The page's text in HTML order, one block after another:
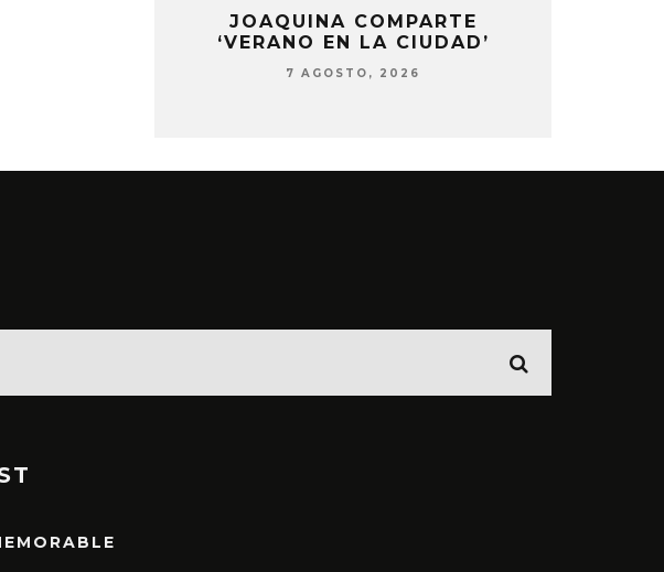
JOAQUINA COMPARTE
‘VERANO EN LA CIUDAD’
7 AGOSTO, 2026